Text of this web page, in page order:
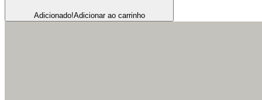
Adicionado!Adicionar ao carrinho